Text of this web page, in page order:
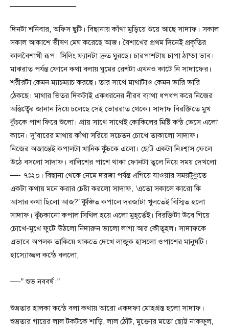
দিনটা শনিবার, অফিস ছুটি। বিছানায় কাঁথা মুড়িয়ে শুয়ে আছে সাদাফ। সকাল
সকাল আকাশে ভীষণ মেঘ করেছে আজ। বৈশাখের প্রথম দিনেই প্রকৃতির
কালবৈশাখী রূপ। সিলিং ফ্যানটা দ্রুত ঘুরছে। চারপাশটায় চাপা ঠান্ডা ভাব।
মাঝরাত পর্যন্ত ফোনে কথা বলায় ঘুমের রেশটা এখনও কাটে নি সাদাফের।
শরীরটা কেমন ম্যাচম্যাচ করছে। তার সাথে মাথাটাও কেমন ভারি ভারি
ঠেকছে। মাথার ভিতর দিকটাই একধরনের নীরব ব্যাথা ধপধপ করে নিজের
অস্তিত্বের জানান দিয়ে চলেছে সেই ভোররাত থেকে। সাদাফ বিরক্তিতে মুখ
কুঁচকে পাশ ফিরে শুলো। প্রায় সাথে সাথেই কোকিলের মিষ্টি কন্ঠ ভেসে এলো
কানে। দু’বারের মাথায় কাঁথা সরিয়ে সচেতন চোখে তাকালো সাদাফ।
নিজের অজান্তেই কপালটা খানিক কুঁচকে এলো। ছোট্ট একটা নিঃশ্বাস ফেলে
উঠে বসলো সাদাফ। বালিশের পাশে থাকা ফোনটা তুলে নিয়ে সময় দেখলো
—- ৭ঃ২০। বিছানা থেকে নেমে দরজা পর্যন্ত এগিয়ে যাওয়ার সময়টুকুতে
একটা কথায় মনে করার চেষ্টা করলো সাদাফ, ‘এতো সকালে কারো কি
আসার কথা ছিলো আজ?’ কুঞ্চিত কপালে দরজাটা খুলতেই বিস্মিত হলো
সাদাফ। কুঁচকানো কপাল সিথিল হয়ে এলো মুহূর্তেই। বিরক্তিটা উবে গিয়ে
চোখে-মুখে ফুটে উঠলো নিদারুন ভালো লাগা আর কৌতূহল। সাদাফকে
এভাবে অপলক তাকিয়ে থাকতে দেখে লাজুক হাসলো ওপাশের মানুষটি।
হাস্যোজ্জল কন্ঠে বললো,
—-” শুভ নববর্ষ।”
শুভ্রতার হালকা কন্ঠে বলা কথায় আরো একদফা মোহগ্রস্ত হলো সাদাফ।
শুভ্রতার গায়ের লাল টকটকে শাড়ি, লাল ঠোঁট, মুক্তোর মতো ছোট্ট নাকফুল,